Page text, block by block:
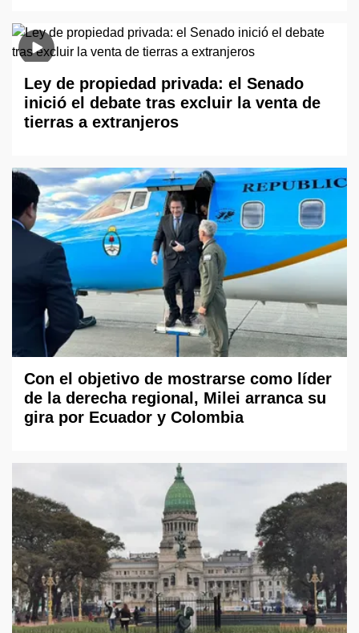
Ley de propiedad privada: el Senado
inició el debate tras excluir la venta de
tierras a extranjeros
Con el objetivo de mostrarse como líder
de la derecha regional, Milei arranca su
gira por Ecuador y Colombia